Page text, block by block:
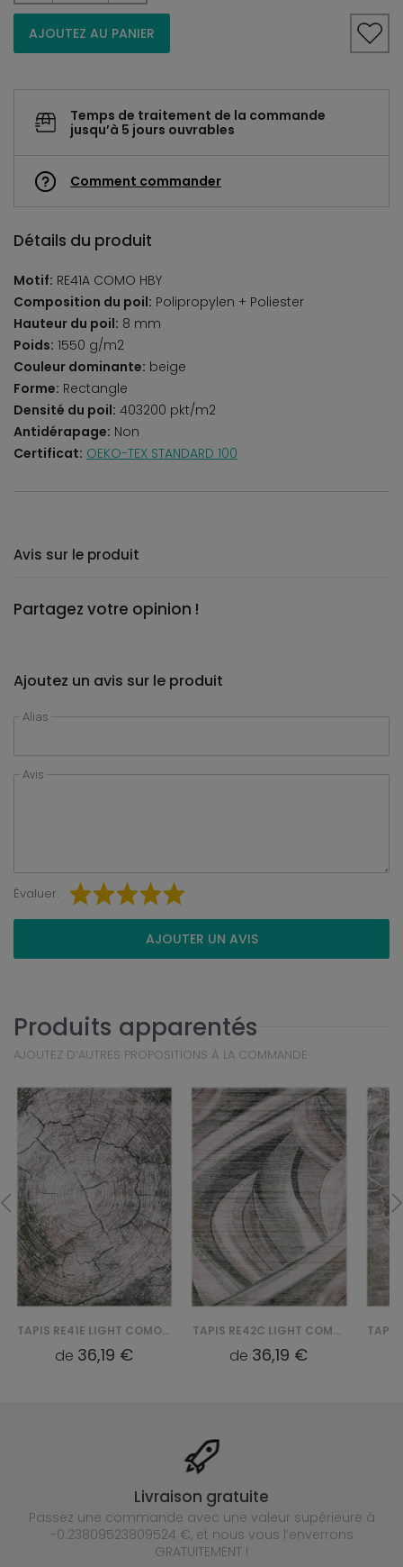
AJOUTEZ AU PANIER
Temps de traitement de la commande
jusqu’à 5 jours ouvrables
Comment commander
Détails du produit
Motif: RE41A COMO HBY
Composition du poil: Polipropylen + Poliester
Hauteur du poil: 8 mm
Poids: 1550 g/m2
Couleur dominante: beige
Forme: Rectangle
Densité du poil: 403200 pkt/m2
Antidérapage: Non
Certificat: OEKO-TEX STANDARD 100
Avis sur le produit
Partagez votre opinion !
Ajoutez un avis sur le produit
Alias
Avis
Évaluer:
AJOUTER UN AVIS
Produits apparentés
AJOUTEZ D’AUTRES PROPOSITIONS À LA COMMANDE
TAPIS RE41E LIGHT COMO YAT - BEŻOWY
de 36,19 €
TAPIS RE42C LIGHT COMO YAT - BEŻOWY
de 36,19 €
Livraison gratuite
Passez une commande avec une valeur supérieure à
-0.23809523809524 €, et nous vous l’enverrons
GRATUITEMENT !